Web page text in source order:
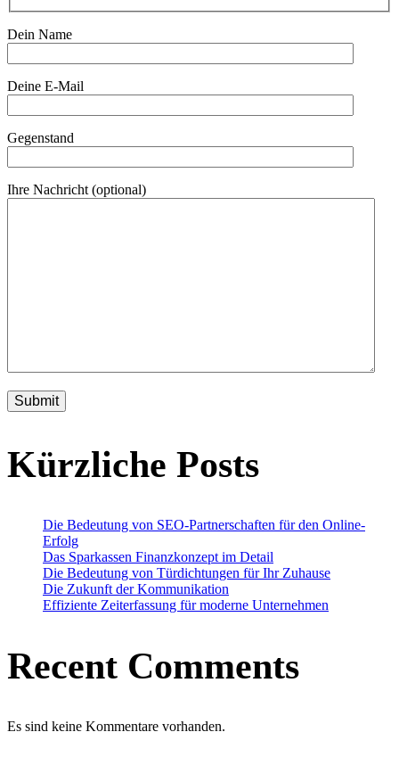
Dein Name
Deine E-Mail
Gegenstand
Ihre Nachricht (optional)
Kürzliche Posts
Die Bedeutung von SEO-Partnerschaften für den Online-
Erfolg
Das Sparkassen Finanzkonzept im Detail
Die Bedeutung von Türdichtungen für Ihr Zuhause
Die Zukunft der Kommunikation
Effiziente Zeiterfassung für moderne Unternehmen
Recent Comments
Es sind keine Kommentare vorhanden.